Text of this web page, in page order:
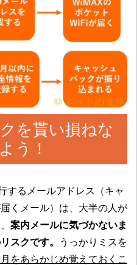
を貰い損ねな
う！
するメールアドレス（キャ
くメール）は、大半の人が
案内メールに気づかないま
スクです。
うっかりミスを
をあらかじめ覚えておくこ